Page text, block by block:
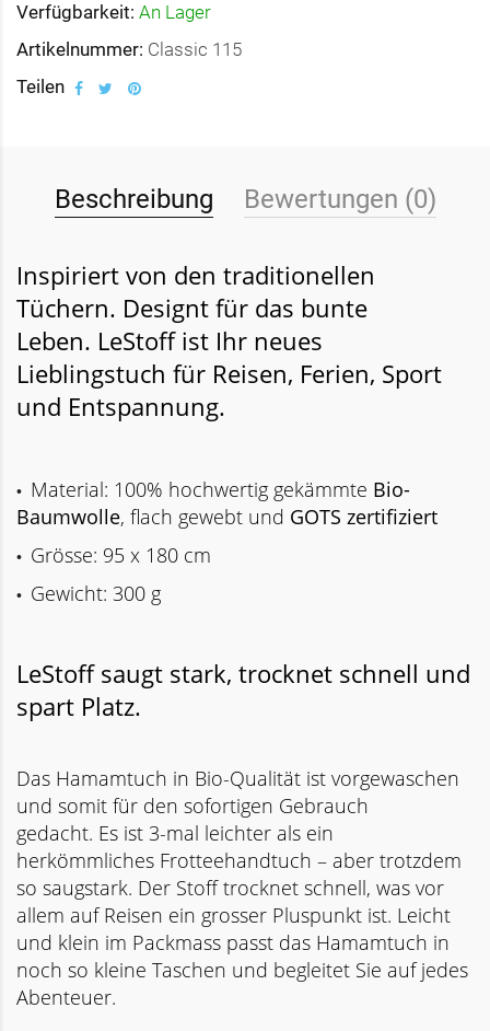
Verfügbarkeit: An Lager
Artikelnummer: Classic 115
Teilen
Beschreibung Bewertungen (0)
Inspiriert von den traditionellen
Tüchern. Designt für das bunte
Leben. LeStoff ist Ihr neues
Lieblingstuch für Reisen, Ferien, Sport
und Entspannung.
• Material: 100% hochwertig gekämmte Bio-
Baumwolle, flach gewebt und GOTS zertifiziert
• Grösse: 95 x 180 cm
• Gewicht: 300 g
LeStoff saugt stark, trocknet schnell und
spart Platz.
Das Hamamtuch in Bio-Qualität ist vorgewaschen
und somit für den sofortigen Gebrauch
gedacht. Es ist 3-mal leichter als ein
herkömmliches Frotteehandtuch – aber trotzdem
so saugstark. Der Stoff trocknet schnell, was vor
allem auf Reisen ein grosser Pluspunkt ist. Leicht
und klein im Packmass passt das Hamamtuch in
noch so kleine Taschen und begleitet Sie auf jedes
Abenteuer.